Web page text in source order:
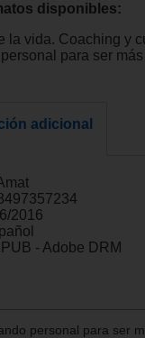
disponibles:
la vida. Coaching y
para ser
adicional
6/2016
- Adobe DRM
personal para ser